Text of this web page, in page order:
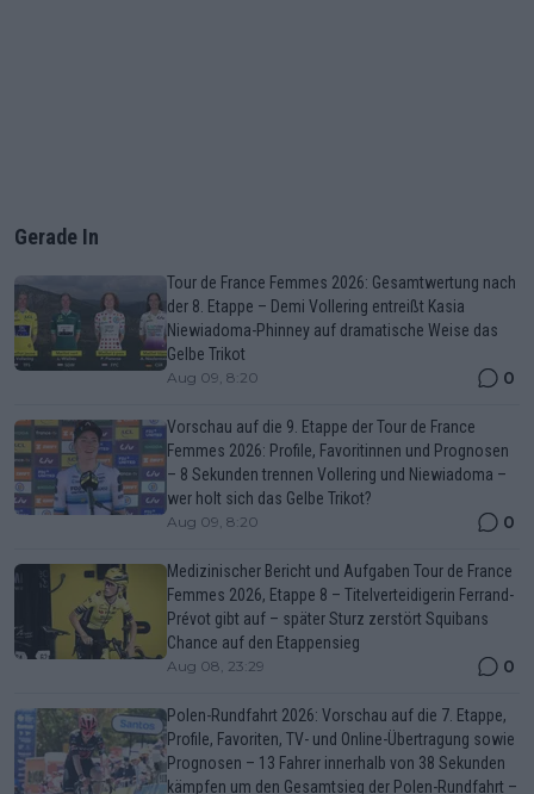
Gerade In
Tour de France Femmes 2026: Gesamtwertung nach
der 8. Etappe – Demi Vollering entreißt Kasia
Niewiadoma-Phinney auf dramatische Weise das
Gelbe Trikot
Aug 09, 8:20 0
Vorschau auf die 9. Etappe der Tour de France
Femmes 2026: Profile, Favoritinnen und Prognosen
– 8 Sekunden trennen Vollering und Niewiadoma –
wer holt sich das Gelbe Trikot?
Aug 09, 8:20 0
Medizinischer Bericht und Aufgaben Tour de France
Femmes 2026, Etappe 8 – Titelverteidigerin Ferrand-
Prévot gibt auf – später Sturz zerstört Squibans
Chance auf den Etappensieg
Aug 08, 23:29 0
Polen-Rundfahrt 2026: Vorschau auf die 7. Etappe,
Profile, Favoriten, TV- und Online-Übertragung sowie
Prognosen – 13 Fahrer innerhalb von 38 Sekunden
kämpfen um den Gesamtsieg der Polen-Rundfahrt –